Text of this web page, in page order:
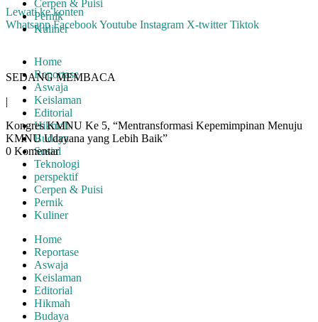
Lewati ke konten
Whatsapp FacebookYoutube Instagram X-twitter Tiktok
Home
Reportase
Aswaja
Keislaman
Editorial
Hikmah
Budaya
Sosial
Teknologi
perspektif
Cerpen & Puisi
Pernik
Kuliner
Home
Reportase
Aswaja
Keislaman
Editorial
Hikmah
Budaya
Cerpen & Puisi
Pernik
Kuliner
SEDANG MEMBACA
|
Kongres KMNU Ke 5, “Mentransformasi Kepemimpinan Menuju
KMNU Udayana yang Lebih Baik”
0 Komentar